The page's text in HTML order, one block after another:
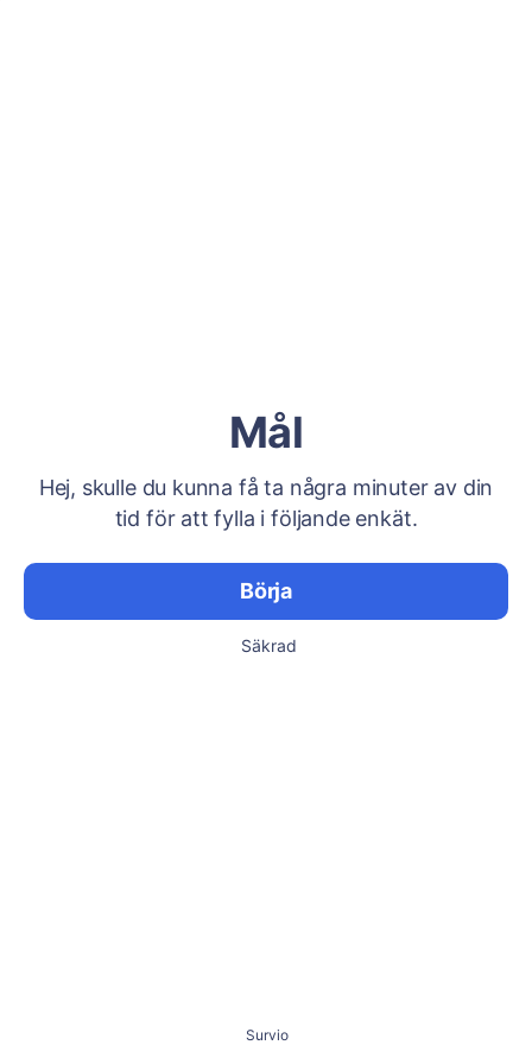
Mål
Hej, skulle du kunna få ta några minuter av din
tid för att fylla i följande enkät.
Börja
Säkrad
Survio